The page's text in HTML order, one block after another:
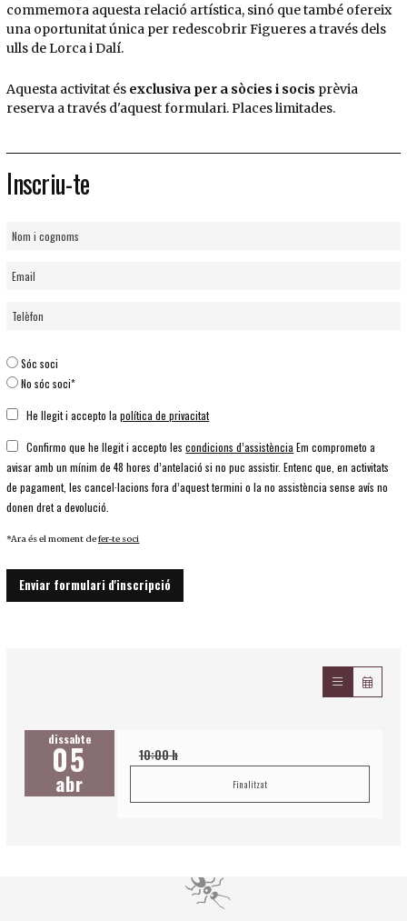
commemora aquesta relació artística, sinó que també ofereix
una oportunitat única per redescobrir Figueres a través dels
ulls de Lorca i Dalí.
Aquesta activitat és exclusiva per a sòcies i socis prèvia
reserva a través d'aquest formulari. Places limitades.
Inscriu-te
Sóc soci
No sóc soci*
He llegit i accepto lapolítica de privacitat
Confirmo que he llegit i accepto lescondicions d’assistència Em comprometo a
avisar amb un mínim de 48 hores d’antelació si no puc assistir. Entenc que, en activitats
de pagament, les cancel·lacions fora d’aquest termini o la no assistència sense avís no
donen dret a devolució.
*Ara és el moment defer-te soci
Enviar formulari d'inscripció
dissabte
05
abr
10:00 h
Finalitzat